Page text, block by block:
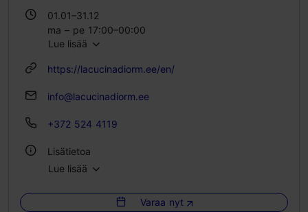
01.01–31.12
ma – pe 17:00–00:00
la 15:00–00:00
Lue lisää
https://lacucinadiorm.ee/en/
info@lacucinadiorm.ee
+372 524 4119
Lisätietoa
Ryhmäruokailut: Kyllä
Lue lisää
Varaa nyt